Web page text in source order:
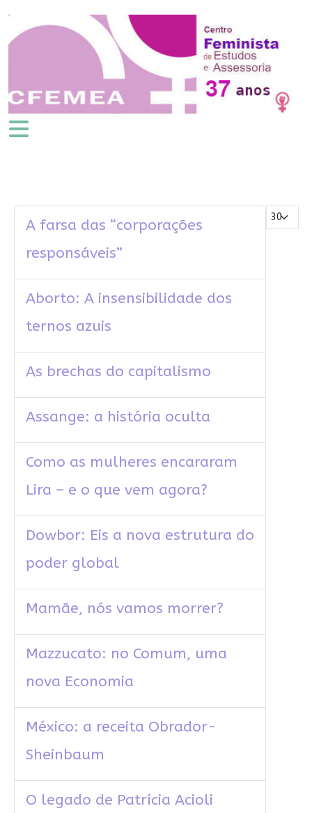
Mostrar #
A farsa das “corporações
responsáveis”
Aborto: A insensibilidade dos
ternos azuis
As brechas do capitalismo
Assange: a história oculta
Como as mulheres encararam
Lira – e o que vem agora?
Dowbor: Eis a nova estrutura do
poder global
Mamãe, nós vamos morrer?
Mazzucato: no Comum, uma
nova Economia
México: a receita Obrador-
Sheinbaum
O legado de Patrícia Acioli